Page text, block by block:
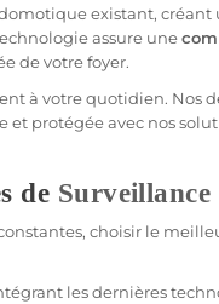
existant, créant
assure une
de votre foyer.
à votre quotidien. Nos
et protégée avec nos
de Surveillance
choisir le
les dernières